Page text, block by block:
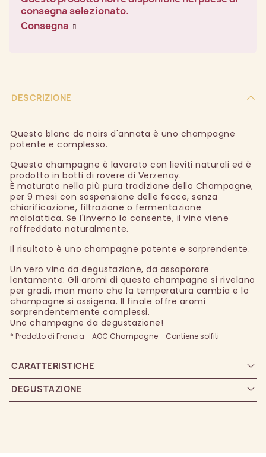
consegna selezionato.
Consegna
DESCRIZIONE
Questo blanc de noirs d'annata è uno champagne
potente e complesso.
Questo champagne è lavorato con lieviti naturali ed è
prodotto in botti di rovere di Verzenay.
È maturato nella più pura tradizione dello Champagne,
per 9 mesi con sospensione delle fecce, senza
chiarificazione, filtrazione o fermentazione
malolattica. Se l'inverno lo consente, il vino viene
raffreddato naturalmente.
Il risultato è uno champagne potente e sorprendente.
Un vero vino da degustazione, da assaporare
lentamente. Gli aromi di questo champagne si rivelano
per gradi, man mano che la temperatura cambia e lo
champagne si ossigena. Il finale offre aromi
sorprendentemente complessi.
Uno champagne da degustazione!
* Prodotto di Francia - AOC Champagne - Contiene solfiti
CARATTERISTICHE
DEGUSTAZIONE